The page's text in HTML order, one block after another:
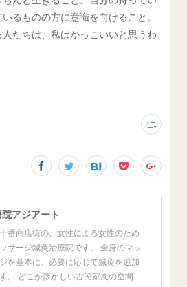
るものの方に意識を向けること。
たちは、私はかっこいいと思うわ
アジアート
番商店街の、女性による女性のため
サージ鍼灸治療院です。 全身のマッ
を基本に、必要に応じて鍼灸を追加
。 どこか懐かしい古民家風の空間